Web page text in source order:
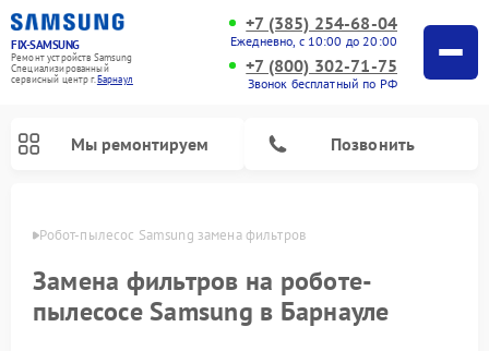
FIX-SAMSUNG
Ремонт устройств Samsung
Специализированный
cервисный центр г.Барнаул
+7 (385) 254-68-04
Ежедневно, с 10:00 до 20:00
+7 (800) 302-71-75
Звонок бесплатный по РФ
Мы ремонтируем Позвонить
Робот-пылесос Samsung замена фильтров
Замена фильтров на роботе-
пылесосе Samsung в Барнауле